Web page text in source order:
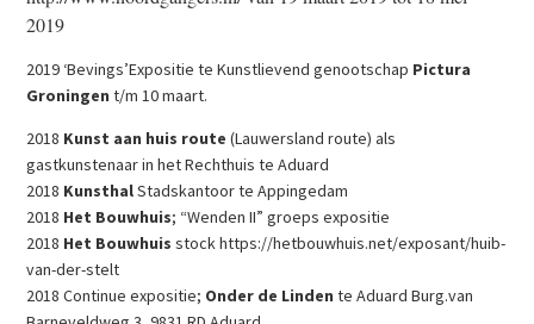
2019
2019 ‘Bevings’Expositie te Kunstlievend genootschap Pictura
Groningen t/m 10 maart.
2018 Kunst aan huis route (Lauwersland route) als
gastkunstenaar in het Rechthuis te Aduard
2018 KunsthalStadskantoor te Appingedam
2018 Het Bouwhuis; “Wenden II” groeps expositie
2018 Het Bouwhuis stock https://hetbouwhuis.net/exposant/huib-
van-der-stelt
2018 Continue expositie; Onder de Linden te Aduard Burg.van